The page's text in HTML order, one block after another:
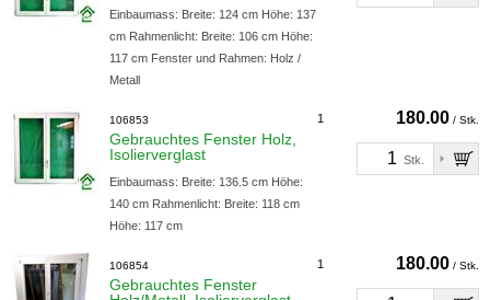
Einbaumass: Breite: 124 cm Höhe: 137
cm Rahmenlicht: Breite: 106 cm Höhe:
117 cm Fenster und Rahmen: Holz /
Metall
1
106853
Gebrauchtes Fenster Holz,
Isolierverglast
Einbaumass: Breite: 136.5 cm Höhe:
140 cm Rahmenlicht: Breite: 118 cm
Höhe: 117 cm
180.00 / Stk.
Stk.
1
106854
Gebrauchtes Fenster
180.00 / Stk.